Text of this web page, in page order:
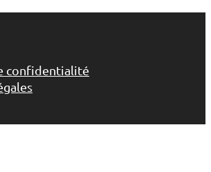
confidentialité